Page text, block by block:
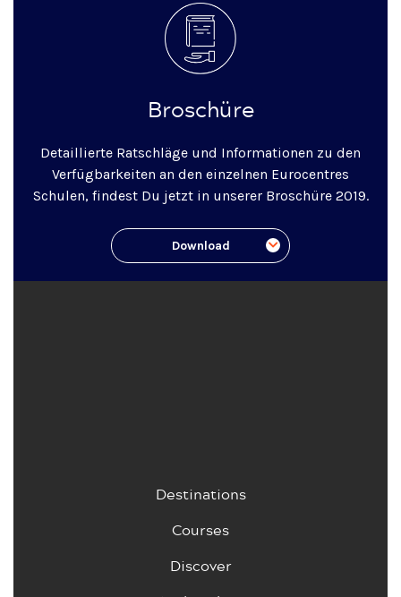
Broschüre
Detaillierte Ratschläge und Informationen zu den
Verfügbarkeiten an den einzelnen Eurocentres
Schulen, findest Du jetzt in unserer Broschüre 2019.
Download
Destinations
Courses
Discover